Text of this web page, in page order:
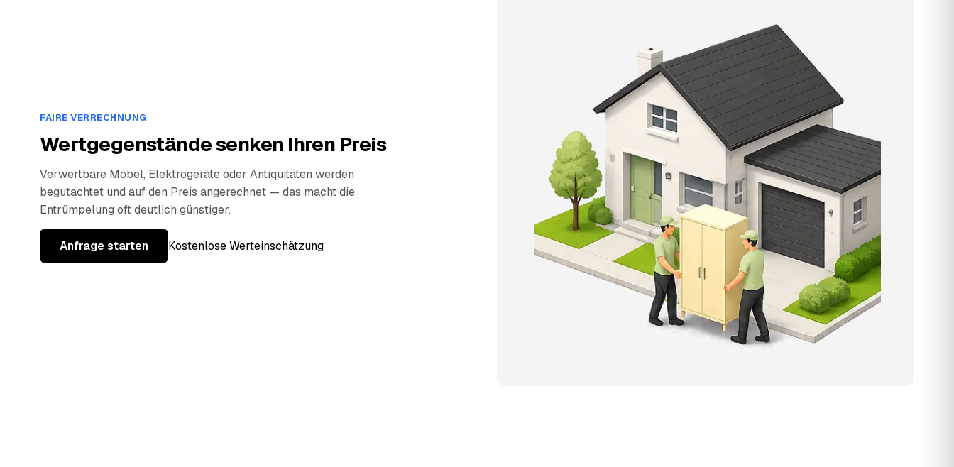
FAIRE VERRECHNUNG
Wertgegenstände senken Ihren Preis
Verwertbare Möbel, Elektrogeräte oder Antiquitäten werden
begutachtet und auf den Preis angerechnet — das macht die
Entrümpelung oft deutlich günstiger.
Anfrage starten Kostenlose Werteinschätzung